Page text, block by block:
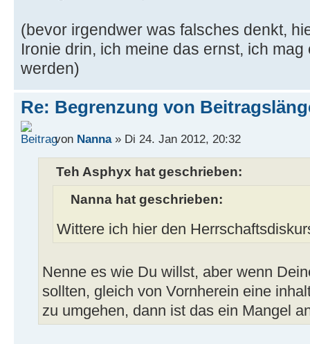
(bevor irgendwer was falsches denkt,
Ironie drin, ich meine das ernst, ich
werden)
Re: Begrenzung von
von Nanna» Di 24. Jan 2012, 20:32
Teh Asphyx hat geschrieben:
Nanna hat geschrieben:
Wittere ich hier den
Nenne es wie Du willst, aber wenn
sollten, gleich von Vornherein eine
zu umgehen, dann ist das ein Mangel